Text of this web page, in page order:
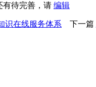
有待完善，请 编辑
识在线服务体系 下一篇